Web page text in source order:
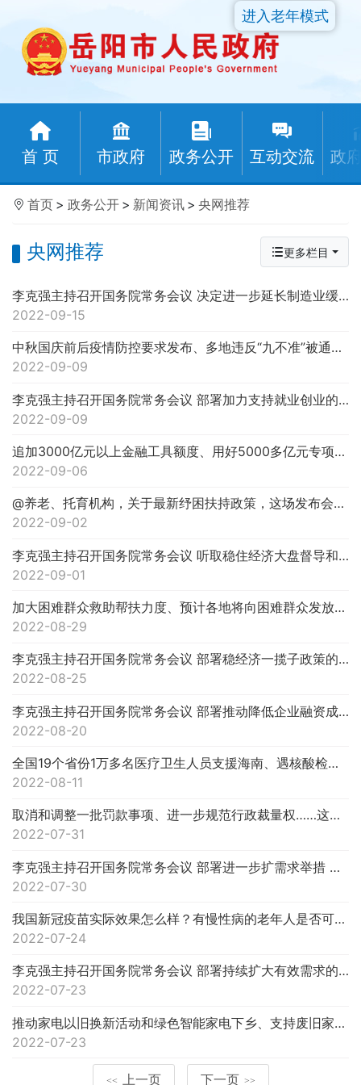
首 页 市政府 政务公开 互动交流 政
进入老年模式
首页 > 政务公开 > 新闻资讯 > 央网推荐
央网推荐 更多栏目
李克强主持召开国务院常务会议 决定进一步延长制造业缓税补缴期限 加力助企纾困等
2022-09-15
中秋国庆前后疫情防控要求发布、多地违反“九不准”被通报……权威发布！
2022-09-09
李克强主持召开国务院常务会议 部署加力支持就业创业的政策 拓展就业空间培育壮大市场主体和经济新动能等
2022-09-09
追加3000亿元以上金融工具额度、用好5000多亿元专项债地方结存限额……稳经济一揽子政策的接续政策来了！
2022-09-06
@养老、托育机构，关于最新纾困扶持政策，这场发布会一定要关注！
2022-09-02
李克强主持召开国务院常务会议 听取稳住经济大盘督导和服务工作汇报等
2022-09-01
加大困难群众救助帮扶力度、预计各地将向困难群众发放价格临时补贴约200亿元……今天这场发布会很重要！
2022-08-29
李克强主持召开国务院常务会议 部署稳经济一揽子政策的接续政策措施 加力巩固经济恢复发展基础等
2022-08-25
李克强主持召开国务院常务会议 部署推动降低企业融资成本和个人消费信贷成本的措施 加大金融支持实体经济力度等
2022-08-20
全国19个省份1万多名医疗卫生人员支援海南、遇核酸检测结果不互认可留言反映……权威回应！
2022-08-11
取消和调整一批罚款事项、进一步规范行政裁量权……这场吹风会信息量很大！
2022-07-31
李克强主持召开国务院常务会议 部署进一步扩需求举措 推动有效投资和增加消费等
2022-07-30
我国新冠疫苗实际效果怎么样？有慢性病的老年人是否可以接种？最新回应！
2022-07-24
李克强主持召开国务院常务会议 部署持续扩大有效需求的政策举措 增强经济恢复发展拉动力等
2022-07-23
推动家电以旧换新活动和绿色智能家电下乡、支持废旧家电回收……今天发布会提到这些要点！
2022-07-23
<< 上一页 下一页 >>